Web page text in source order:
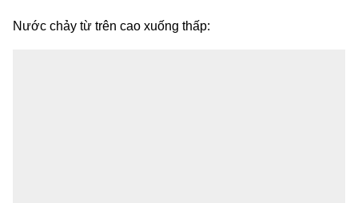
Nước chảy từ trên cao xuống thấp: